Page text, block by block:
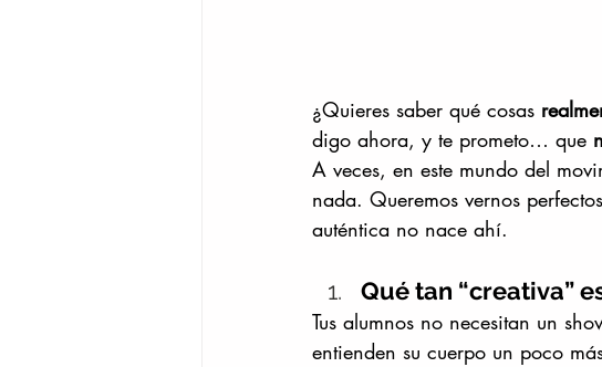
¿Quieres saber qué cosas
digo ahora, y te prometo… que
A veces, en este mundo del
nada. Queremos vernos
auténtica no nace ahí.
Qué tan “creativa”
Tus alumnos no necesitan un
entienden su cuerpo un poco